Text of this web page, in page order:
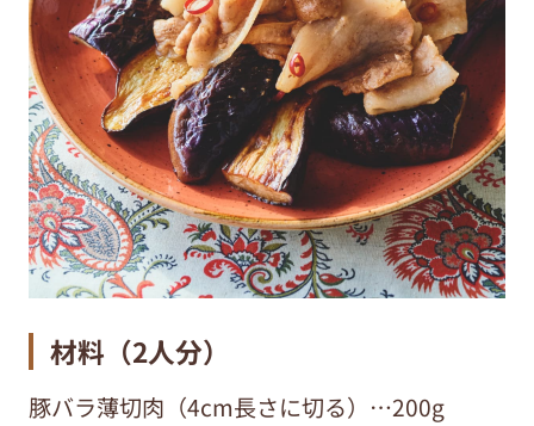
材料（2人分）
豚バラ薄切肉（4cm長さに切る）…200g